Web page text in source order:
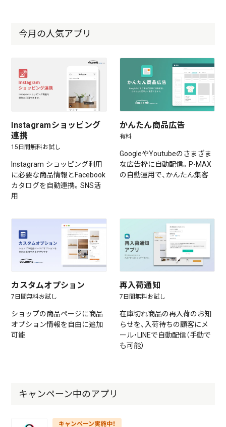
今月の人気アプリ
Instagramショッピング
連携
15日間無料お試し
Instagram ショッピング利用
に必要な商品情報とFacebook
カタログを自動連携。SNS活
用
かんたん商品広告
有料
GoogleやYoutubeのさまざま
な広告枠に自動配信。P-MAX
の自動運用で、かんたん集客
カスタムオプション
7日間無料お試し
ショップの商品ページに商品
オプション情報を自由に追加
可能
再入荷通知
7日間無料お試し
在庫切れ商品の再入荷のお知
らせを、入荷待ちの顧客にメ
ール・LINEで自動配信（手動で
も可能）
キャンペーン中のアプリ
キャンペーン実施中！